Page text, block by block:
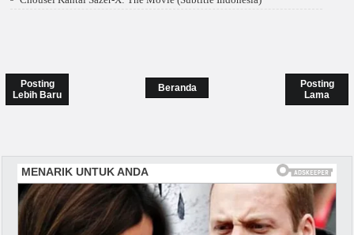
Posting
Lebih Baru
Posting
Lama
Beranda